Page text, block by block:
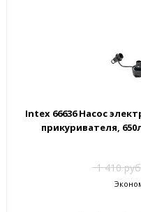
Intex 66636 Насос
прикуривателя,
1 410